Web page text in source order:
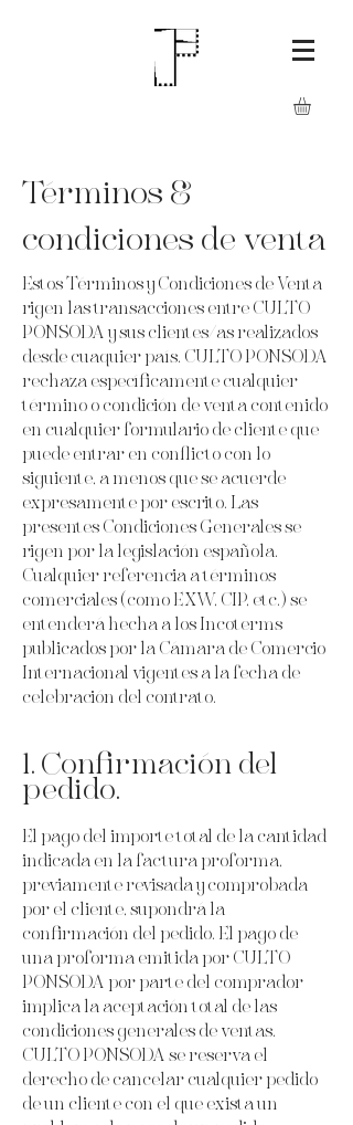
Términos &
condiciones de venta
Estos Términos y Condiciones de Venta
rigen las transacciones entre CULTO
PONSODA y sus clientes/as realizados
desde cuaquier país. CULTO PONSODA
rechaza específicamente cualquier
término o condición de venta contenido
en cualquier formulario de cliente que
puede entrar en conflicto con lo
siguiente, a menos que se acuerde
expresamente por escrito. Las
presentes Condiciones Generales se
rigen por la legislación española.
Cualquier referencia a términos
comerciales (como EXW, CIP, etc.) se
entenderá hecha a los Incoterms
publicados por la Cámara de Comercio
Internacional vigentes a la fecha de
celebración del contrato.
1. Confirmación del
pedido.
El pago del importe total de la cantidad
indicada en la factura proforma,
previamente revisada y comprobada
por el cliente, supondrá la
confirmación del pedido. El pago de
una proforma emitida por CULTO
PONSODA por parte del comprador
implica la aceptación total de las
condiciones generales de ventas.
CULTO PONSODA se reserva el
derecho de cancelar cualquier pedido
de un cliente con el que exista un